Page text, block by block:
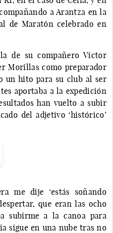
a Arantza en la
de Maratón celebrado en
de su compañero Víctor
Morillas como preparador
un hito para su club al ser
aportaba a la expedición
han vuelto a subir
del adjetivo ‘histórico’
me dije ‘estás soñando
que eran las ocho
subirme a la canoa para
sigue en una nube tras no